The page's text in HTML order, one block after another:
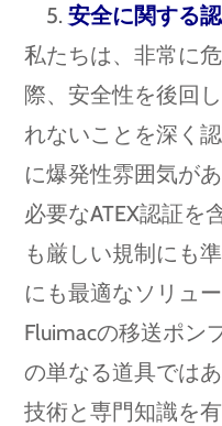
安全に関する
私たちは、非常に
際、安全性を後回
れないことを深く
に爆発性雰囲気が
必要なATEX認証を
も厳しい規制にも
にも最適なソリュ
Fluimacの移送ポン
の単なる道具では
技術と専門知識を